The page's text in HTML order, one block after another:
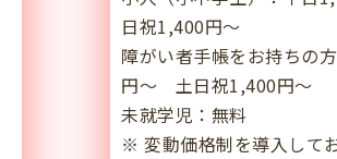
日祝1,400円～
障がい者手帳をお持ちの
円～ 土日祝1,400円～
未就学児：無料
※ 変動価格制を導入して